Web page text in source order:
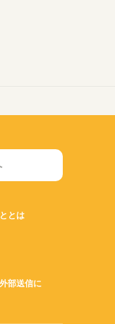
とは
部送信に